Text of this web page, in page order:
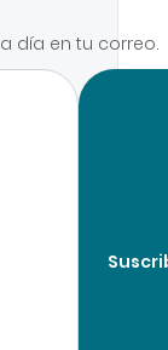
día en tu correo.